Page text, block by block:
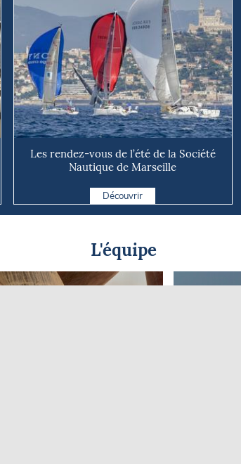
Les rendez-vous de l’été de la Société
Nautique de Marseille
Découvrir
L'équipe